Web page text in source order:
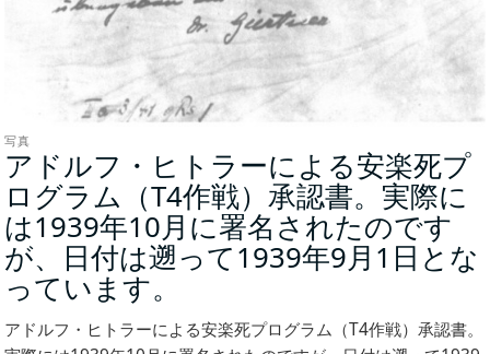
写真
アドルフ・ヒトラーによる安楽死プ
ログラム（T4作戦）承認書。実際に
は1939年10月に署名されたのです
が、日付は遡って1939年9月1日とな
っています。
真)
アドルフ・ヒトラーによる安楽死プログラム（T4作戦）承認書。